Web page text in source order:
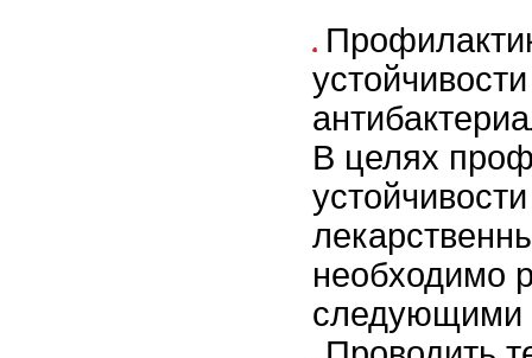
В целях
необходимо
следующими